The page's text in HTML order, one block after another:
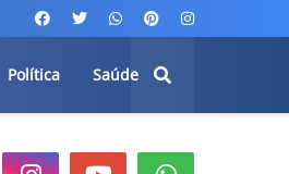
Política Saúde